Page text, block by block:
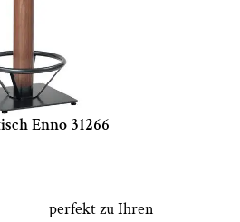
Enno 31266
perfekt zu Ihren